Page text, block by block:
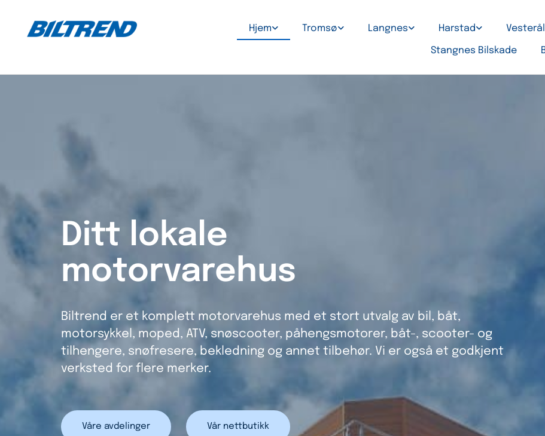
Hjem Tromsø Langnes Harstad
Stangnes Bilskade
Ditt lokale
motorvarehus
Biltrend er et komplett motorvarehus med et stort utvalg av bil, båt,
motorsykkel, moped, ATV, snøscooter, påhengsmotorer, båt-, scooter- og
tilhengere, snøfresere, bekledning og annet tilbehør. Vi er også et godkjent
verksted for flere merker.
Våre avdelinger Vår nettbutikk